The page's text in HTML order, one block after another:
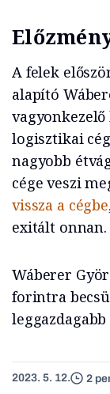
A felek
alapító
logisztikai
nagyobb
cége veszi
vissza a cégbe
exitált onnan.
Wáberer
forintra
2023. 5. 12. 2